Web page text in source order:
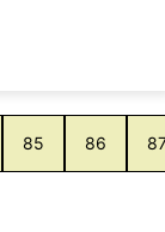
85 86